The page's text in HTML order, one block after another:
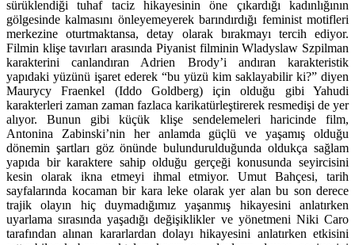
sürüklendiği tuhaf taciz hikayesinin öne çıkardığı kadınlığının
gölgesinde kalmasını önleyemeyerek barındırdığı feminist motifleri
merkezine oturtmaktansa, detay olarak bırakmayı tercih ediyor.
Filmin klişe tavırları arasında Piyanist filminin Wladyslaw Szpilman
karakterini canlandıran Adrien Brody’i andıran karakteristik
yapıdaki yüzünü işaret ederek “bu yüzü kim saklayabilir ki?” diyen
Maurycy Fraenkel (Iddo Goldberg) için olduğu gibi Yahudi
karakterleri zaman zaman fazlaca karikatürleştirerek resmedişi de yer
alıyor. Bunun gibi küçük klişe sendelemeleri haricinde film,
Antonina Zabinski’nin her anlamda güçlü ve yaşamış olduğu
dönemin şartları göz önünde bulundurulduğunda oldukça sağlam
yapıda bir karaktere sahip olduğu gerçeği konusunda seyircisini
kesin olarak ikna etmeyi ihmal etmiyor. Umut Bahçesi, tarih
sayfalarında kocaman bir kara leke olarak yer alan bu son derece
trajik olayın hiç duymadığımız yaşanmış hikayesini anlatırken
uyarlama sırasında yaşadığı değişiklikler ve yönetmeni Niki Caro
tarafından alınan kararlardan dolayı hikayesini anlatırken etkisini